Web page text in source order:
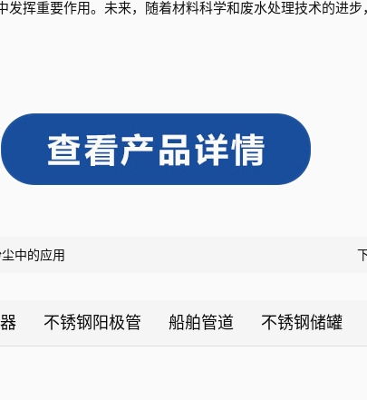
发挥重要作用。未来，随着材料科学和废水处理技术的进
中的应用
不锈钢阳极管 船舶管道 不锈钢储罐